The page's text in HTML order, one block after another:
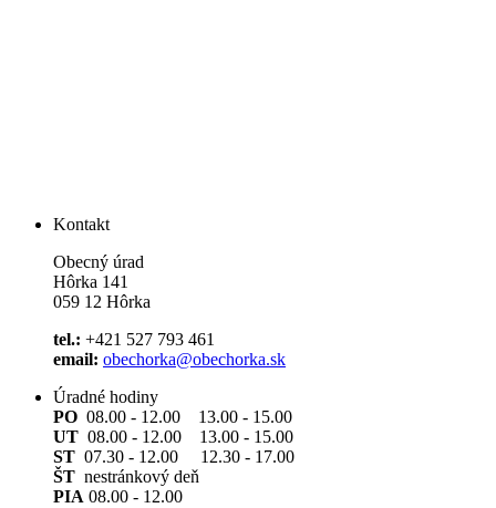
Kontakt
Obecný úrad
Hôrka 141
059 12 Hôrka
tel.: +421 527 793 461
email: obechorka@obechorka.sk
Úradné hodiny
PO 08.00 - 12.00 13.00 - 15.00
UT 08.00 - 12.00 13.00 - 15.00
ST 07.30 - 12.00 12.30 - 17.00
ŠT nestránkový deň
PIA 08.00 - 12.00